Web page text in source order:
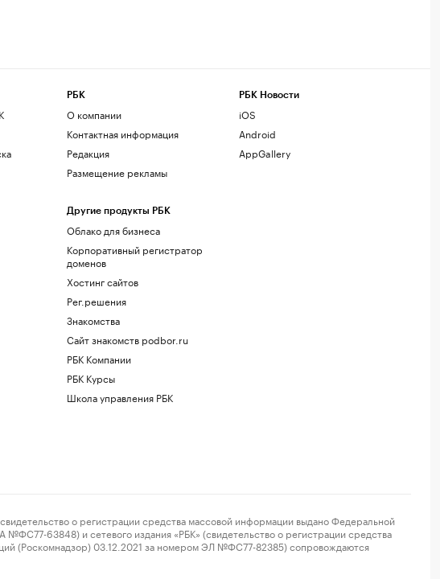
РБК
О компании
Контактная информация
Редакция
Размещение рекламы
Другие продукты РБК
Облако для бизнеса
Корпоративный регистратор
доменов
Хостинг сайтов
Рег.решения
Знакомства
Сайт знакомств podbor.ru
РБК Компании
РБК Курсы
Школа управления РБК
РБК Новости
iOS
Android
AppGallery
о регистрации средства массовой информации выдано Федеральной
63848) и сетевого издания «РБК» (свидетельство о регистрации средства
(Роскомнадзор) 03.12.2021 за номером ЭЛ №ФС77-82385) сопровождаются